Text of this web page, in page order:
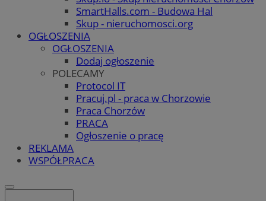
SmartHalls.com - Budowa Hal
Skup - nieruchomosci.org
OGŁOSZENIA
OGŁOSZENIA
Dodaj ogłoszenie
POLECAMY
Protocol IT
Pracuj.pl - praca w Chorzowie
Praca Chorzów
PRACA
Ogłoszenie o pracę
REKLAMA
WSPÓŁPRACA